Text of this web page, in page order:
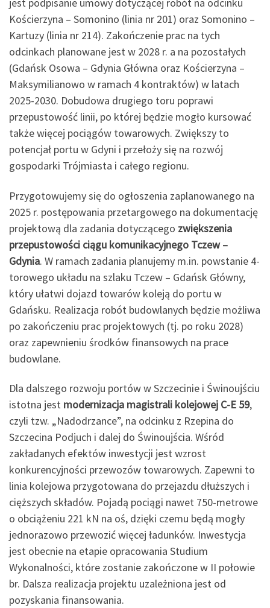
Kościerzyna – Somonino (linia nr 201) oraz Somonino –
Kartuzy (linia nr 214). Zakończenie prac na tych
odcinkach planowane jest w 2028 r. a na pozostałych
(Gdańsk Osowa – Gdynia Główna oraz Kościerzyna –
Maksymilianowo w ramach 4 kontraktów) w latach
2025-2030. Dobudowa drugiego toru poprawi
przepustowość linii, po której będzie mogło kursować
także więcej pociągów towarowych. Zwiększy to
potencjał portu w Gdyni i przełoży się na rozwój
gospodarki Trójmiasta i całego regionu.
Przygotowujemy się do ogłoszenia zaplanowanego na
2025 r. postępowania przetargowego na dokumentację
projektową dla zadania dotyczącego zwiększenia
przepustowości ciągu komunikacyjnego Tczew –
Gdynia. W ramach zadania planujemy m.in. powstanie 4-
torowego układu na szlaku Tczew – Gdańsk Główny,
który ułatwi dojazd towarów koleją do portu w
Gdańsku. Realizacja robót budowlanych będzie możliwa
po zakończeniu prac projektowych (tj. po roku 2028)
oraz zapewnieniu środków finansowych na prace
budowlane.
Dla dalszego rozwoju portów w Szczecinie i Świnoujściu
istotna jest modernizacja magistrali kolejowej C-E 59,
czyli tzw. „Nadodrzance”, na odcinku z Rzepina do
Szczecina Podjuch i dalej do Świnoujścia. Wśród
zakładanych efektów inwestycji jest wzrost
konkurencyjności przewozów towarowych. Zapewni to
linia kolejowa przygotowana do przejazdu dłuższych i
cięższych składów. Pojadą pociągi nawet 750-metrowe
o obciążeniu 221 kN na oś, dzięki czemu będą mogły
jednorazowo przewozić więcej ładunków. Inwestycja
jest obecnie na etapie opracowania Studium
Wykonalności, które zostanie zakończone w II połowie
br. Dalsza realizacja projektu uzależniona jest od
pozyskania finansowania.